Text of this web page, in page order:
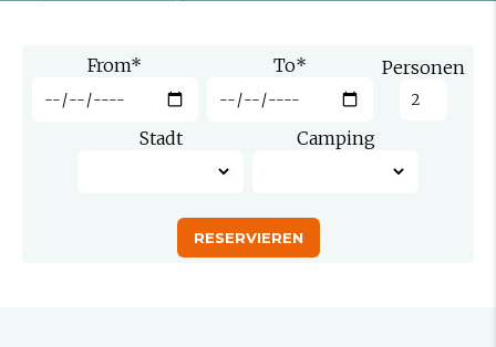
From* To* Personen
Stadt Camping